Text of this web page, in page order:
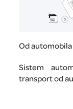
Od
Sistem
transport od